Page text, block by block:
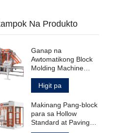
Na Produkto
Ganap na
Awtomatikong Block
Molding Machine
para sa Hollow
Standard Paving
Block
Higit pa
Makinang Pang-block
para sa Hollow
Standard at Paving
Blocks